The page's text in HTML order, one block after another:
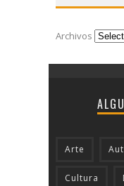
Archivos
Arte
Cultura